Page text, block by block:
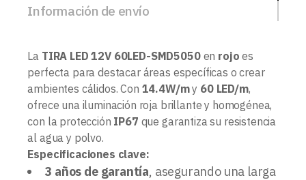
Información de envío
La TIRA LED 12V 60LED-SMD5050en rojo es
perfecta para destacar áreas específicas o crear
ambientes cálidos. Con 14.4W/my 60 LED/m,
ofrece una iluminación roja brillante y homogénea,
con la protección IP67 que garantiza su resistencia
al agua y polvo.
Especificaciones clave:
3 años de garantía, asegurando una larga